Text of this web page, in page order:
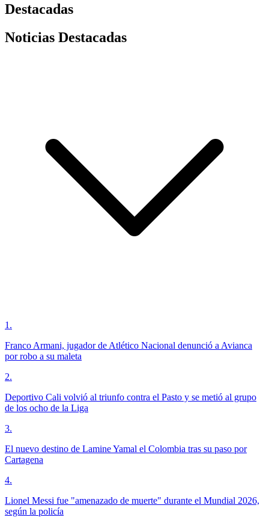
Destacadas
Noticias Destacadas
1 .
Franco Armani, jugador de Atlético Nacional denunció a Avianca
por robo a su maleta
2.
Deportivo Cali volvió al triunfo contra el Pasto y se metió al grupo
de los ocho de la Liga
3.
El nuevo destino de Lamine Yamal el Colombia tras su paso por
Cartagena
4.
Lionel Messi fue "amenazado de muerte" durante el Mundial 2026,
según la policía